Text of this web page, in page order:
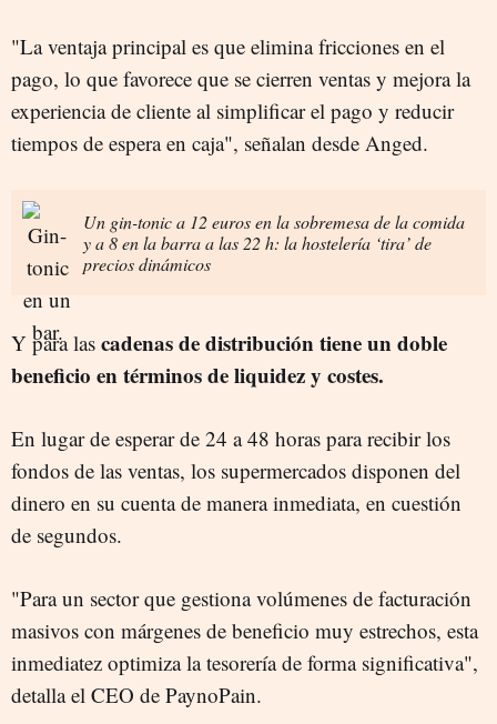
"La ventaja principal es que elimina fricciones en el
pago, lo que favorece que se cierren ventas y mejora la
experiencia de cliente al simplificar el pago y reducir
tiempos de espera en caja", señalan desde Anged.
Un gin-tonic a 12 euros en la sobremesa de la comida
y a 8 en la barra a las 22 h: la hostelería ‘tira’ de
precios dinámicos
Y para las cadenas de distribución tiene un doble
beneficio en términos de liquidez y costes.
En lugar de esperar de 24 a 48 horas para recibir los
fondos de las ventas, los supermercados disponen del
dinero en su cuenta de manera inmediata, en cuestión
de segundos.
"Para un sector que gestiona volúmenes de facturación
masivos con márgenes de beneficio muy estrechos, esta
inmediatez optimiza la tesorería de forma significativa",
detalla el CEO de PaynoPain.